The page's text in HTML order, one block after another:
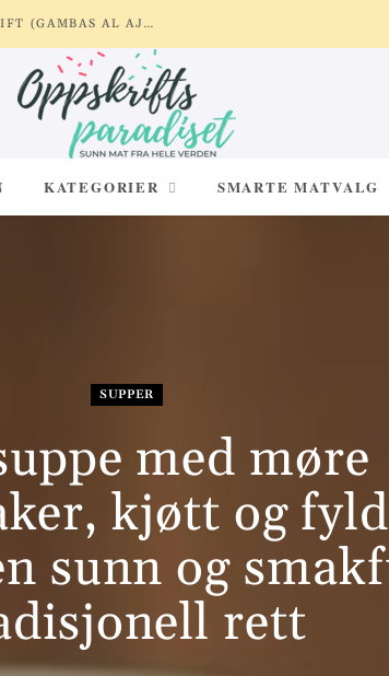
REKER MED HVITLØK OG SITRON – ENKEL OPPSKRIFT (GAMBAS AL AJILLO)
KATEGORIER SMARTE MATVALG
SUPPER
med møre
kjøtt og
sunn og
rett